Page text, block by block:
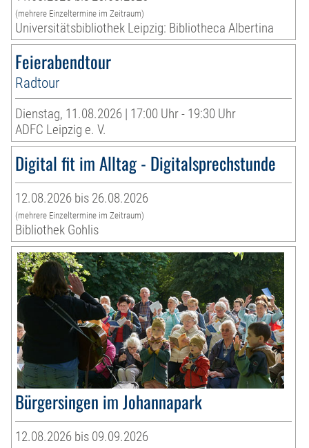
(mehrere Einzeltermine im Zeitraum)
Universitätsbibliothek Leipzig: Bibliotheca Albertina
Feierabendtour
Radtour
Dienstag, 11.08.2026 | 17:00 Uhr - 19:30 Uhr
ADFC Leipzig e. V.
Digital fit im Alltag - Digitalsprechstunde
12.08.2026 bis 26.08.2026
(mehrere Einzeltermine im Zeitraum)
Bibliothek Gohlis
Bürgersingen im Johannapark
12.08.2026 bis 09.09.2026